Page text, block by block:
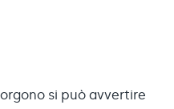
si può avvertire